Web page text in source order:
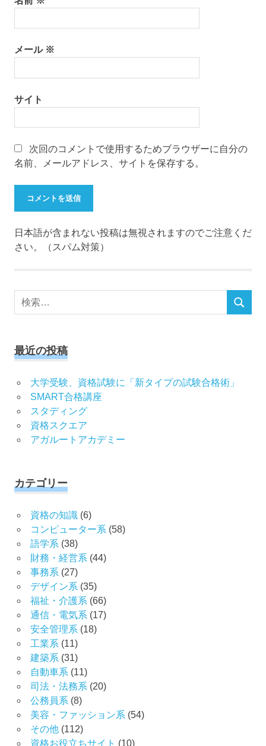
メール ※
サイト
次回のコメントで使用するためブラウザーに自分の
名前、メールアドレス、サイトを保存する。
日本語が含まれない投稿は無視されますのでご注意くだ
さい。（スパム対策）
検
検
最近の投稿
大学受験、資格試験に「新タイプの試験合格術」
SMART合格講座
スタディング
資格スクエア
アガルートアカデミー
カテゴリー
資格の知識(6)
コンピューター系 (58)
語学系 (38)
財務・経営系 (44)
事務系 (27)
デザイン系 (35)
福祉・介護系 (66)
通信・電気系 (17)
安全管理系 (18)
工業系 (11)
建築系 (31)
自動車系 (11)
司法・法務系 (20)
公務員系 (8)
美容・ファッション系 (54)
その他(112)
資格お役立ちサイト (10)